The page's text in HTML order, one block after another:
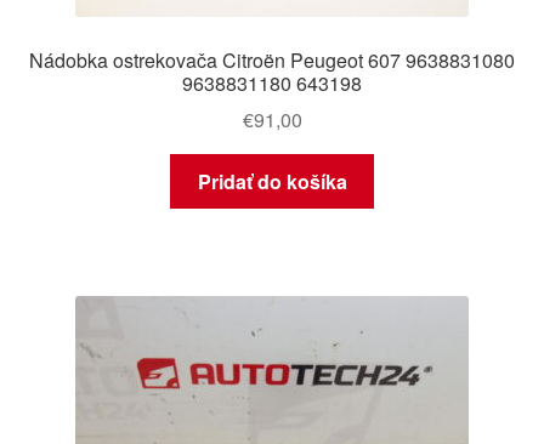
Nádobka ostrekovača Citroën Peugeot 607 9638831080
9638831180 643198
€91,00
Pridať do košíka